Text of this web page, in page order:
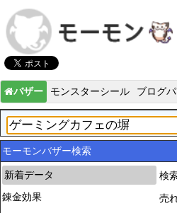
バザー モンスターシール ブログ
モーモンバザー検索
新着データ
錬金効果
検
売